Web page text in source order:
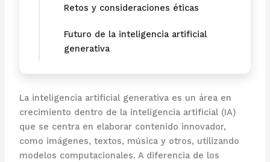
Retos y consideraciones éticas
Futuro de la inteligencia artificial
generativa
La inteligencia artificial generativa es un área en
crecimiento dentro de la inteligencia artificial (IA)
que se centra en elaborar contenido innovador,
como imágenes, textos, música y otros, utilizando
modelos computacionales. A diferencia de los